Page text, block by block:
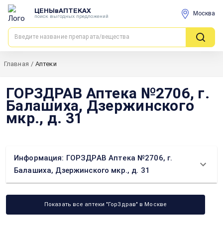
ЦЕНЫвАПТЕКАХ
поиск выгодных предложений Москва
Главная / Аптеки
ГОРЗДРАВ Аптека №2706, г.
Балашиха, Дзержинского
мкр., д. 31
Информация: ГОРЗДРАВ Аптека №2706, г.
Балашиха, Дзержинского мкр., д. 31
Показать все аптеки "ГорЗдрав" в Москве